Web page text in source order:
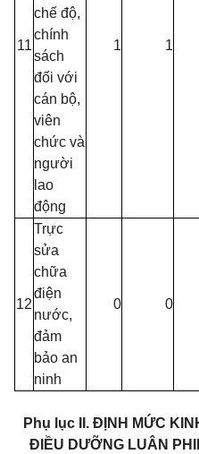
11
chế độ,
chính
sách
đối với
cán bộ,
viên
chức và
người
lao
động
1 1
12
Trực
sửa
chữa
điện
nước,
đảm
bảo an
ninh
0 0
Phụ lục II. ĐỊNH MỨC
ĐIỀU DƯỠNG LUÂN